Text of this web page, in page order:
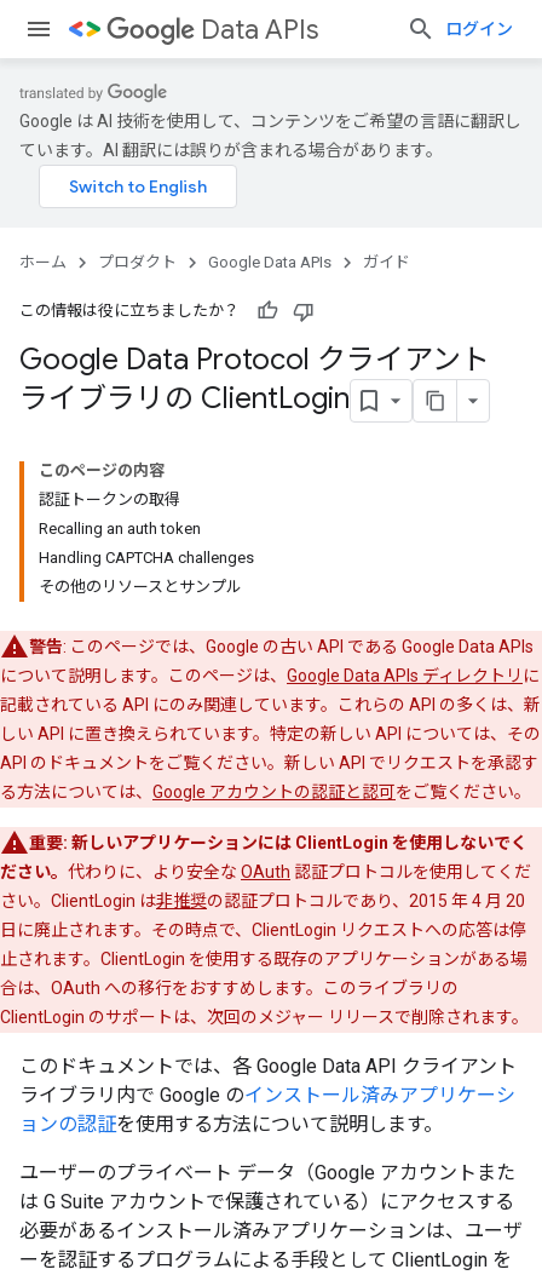
Data APIs ログイン
Google は AI 技術を使用して、コンテンツをご希望の言語に翻訳し
ています。AI 翻訳には誤りが含まれる場合があります。
ホーム プロダクト Google Data APIs ガイド
この情報は役に立ちましたか？
Google Data Protocol クライアント
ライブラリの ClientLogin
このページの内容
認証トークンの取得
Recalling an auth token
Handling CAPTCHA challenges
その他のリソースとサンプル
警告: このページでは、Google の古い API である Google Data APIs
について説明します。このページは、 Google Data APIs ディレクトリ に
記載されている API にのみ関連しています。これらの API の多くは、新
しい API に置き換えられています。特定の新しい API については、その
API のドキュメントをご覧ください。新しい API でリクエストを承認す
る方法については、 Google アカウントの認証と認可をご覧ください。
重要: 新しいアプリケーションには ClientLogin を使用しないでく
ださい。 代わりに、より安全な OAuth 認証プロトコルを使用してくだ
さい。ClientLogin は非推奨の認証プロトコルであり、2015 年 4 月 20
日に廃止されます。その時点で、ClientLogin リクエストへの応答は停
止されます。ClientLogin を使用する既存のアプリケーションがある場
合は、OAuth への移行をおすすめします。このライブラリの
ClientLogin のサポートは、次回のメジャー リリースで削除されます。
このドキュメントでは、各 Google Data API クライアント
ライブラリ内で Google のインストール済みアプリケーシ
ョンの認証を使用する方法について説明します。
ユーザーのプライベート データ（Google アカウントまた
は G Suite アカウントで保護されている）にアクセスする
必要があるインストール済みアプリケーションは、ユーザ
ーを認証するプログラムによる手段として ClientLogin を